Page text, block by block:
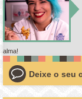
alma!
Deixe o seu